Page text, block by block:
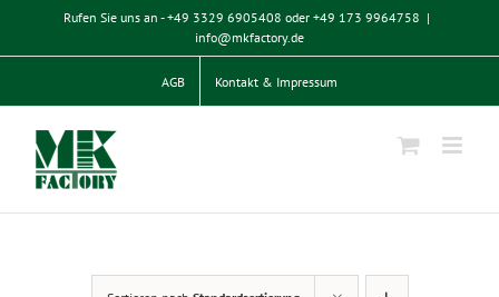
springen
Rufen Sie uns an - +49 3329 6905408 oder +49 173 9964758 |
info@mkfactory.de
AGB Kontakt & Impressum